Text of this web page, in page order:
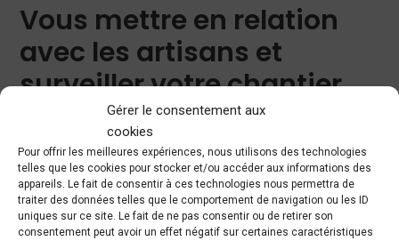
Gérer le consentement aux
cookies
Pour offrir les meilleures expériences, nous utilisons des technologies
telles que les cookies pour stocker et/ou accéder aux informations des
appareils. Le fait de consentir à ces technologies nous permettra de
traiter des données telles que le comportement de navigation ou les ID
uniques sur ce site. Le fait de ne pas consentir ou de retirer son
consentement peut avoir un effet négatif sur certaines caractéristiques
Vous mettre en relation
avec les artisans et
surveiller votre chantier
Nous sommes là également pour vous mettre en contact
avec des corps de métiers compétents et constituer
relai entre vous et les divers intervenants. Nous mettons
à votre disposition des artisans qualifiés que nous avons
sélectionnés parmi les professionnels avec lesquels
nous avons l’habitude de travailler. Nous pouvons nous